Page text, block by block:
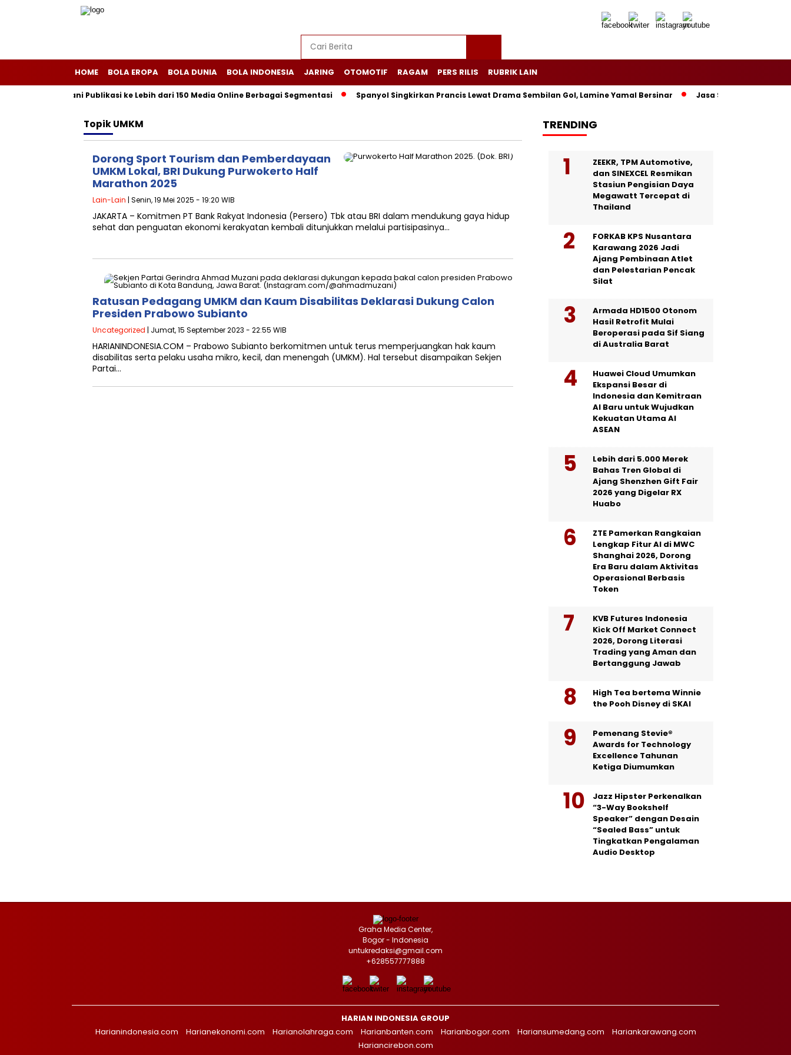
HOME BOLA EROPA BOLA DUNIA BOLA INDONESIA JARING OTOMOTIF RAGAM PERS RILIS RUBRIK LAIN
Melayani Publikasi ke Lebih dari 150 Media Online Berbagai Segmentasi Spanyol Singkirkan Prancis Lewat Drama Sembilan Gol, Lamine Yamal Bersinar Jasa Siaran Pers
TopikUMKM
Dorong Sport Tourism dan Pemberdayaan
UMKM Lokal, BRI Dukung Purwokerto Half
Marathon 2025
Lain-Lain | Senin, 19 Mei 2025 - 19:20 WIB
JAKARTA – Komitmen PT Bank Rakyat Indonesia (Persero) Tbk atau BRI dalam mendukung gaya hidup
sehat dan penguatan ekonomi kerakyatan kembali ditunjukkan melalui partisipasinya…
Ratusan Pedagang UMKM dan Kaum Disabilitas Deklarasi Dukung Calon
Presiden Prabowo Subianto
Uncategorized | Jumat, 15 September 2023 - 22:55 WIB
HARIANINDONESIA.COM – Prabowo Subianto berkomitmen untuk terus memperjuangkan hak kaum
disabilitas serta pelaku usaha mikro, kecil, dan menengah (UMKM). Hal tersebut disampaikan Sekjen
Partai…
TRENDING
ZEEKR, TPM Automotive,
dan SINEXCEL Resmikan
Stasiun Pengisian Daya
Megawatt Tercepat di
Thailand
FORKAB KPS Nusantara
Karawang 2026 Jadi
Ajang Pembinaan Atlet
dan Pelestarian Pencak
Silat
Armada HD1500 Otonom
Hasil Retrofit Mulai
Beroperasi pada Sif Siang
di Australia Barat
Huawei Cloud Umumkan
Ekspansi Besar di
Indonesia dan Kemitraan
AI Baru untuk Wujudkan
Kekuatan Utama AI
ASEAN
Lebih dari 5.000 Merek
Bahas Tren Global di
Ajang Shenzhen Gift Fair
2026 yang Digelar RX
Huabo
ZTE Pamerkan Rangkaian
Lengkap Fitur AI di MWC
Shanghai 2026, Dorong
Era Baru dalam Aktivitas
Operasional Berbasis
Token
KVB Futures Indonesia
Kick Off Market Connect
2026, Dorong Literasi
Trading yang Aman dan
Bertanggung Jawab
High Tea bertema Winnie
the Pooh Disney di SKAI
Pemenang Stevie®
Awards for Technology
Excellence Tahunan
Ketiga Diumumkan
Jazz Hipster Perkenalkan
“3-Way Bookshelf
Speaker” dengan Desain
“Sealed Bass” untuk
Tingkatkan Pengalaman
Audio Desktop
Graha Media Center,
Bogor - Indonesia
untukredaksi@gmail.com
+628557777888
HARIAN INDONESIA GROUP
Harianindonesia.com
Harianekonomi.com Harianolahraga.com Harianbanten.com Harianbogor.com Hariansumedang.com
Hariankarawang.com
Hariancirebon.com